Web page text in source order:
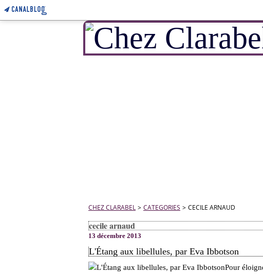
CHEZ CLARABEL > CATEGORIES > CECILE ARNAUD
cecile arnaud
13 décembre 2013
L'Étang aux libellules, par Eva Ibbotson
Pour